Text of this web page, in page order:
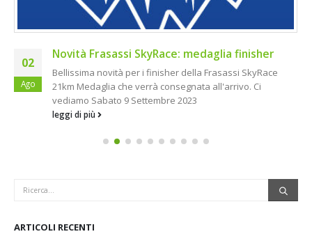
02
Ago
Novità Frasassi SkyRace: medaglia finisher
Bellissima novità per i finisher della Frasassi SkyRace
21km Medaglia che verrà consegnata all'arrivo. Ci
vediamo Sabato 9 Settembre 2023
leggi di più
ARTICOLI RECENTI